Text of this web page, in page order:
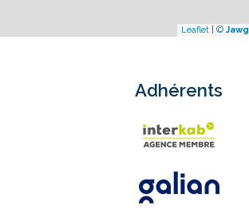
Leaflet © Jawg
Adhérents